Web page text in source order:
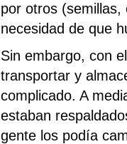
por otros (semillas,
necesidad de que
Sin embargo, con
transportar y
complicado. A
estaban
gente los podía